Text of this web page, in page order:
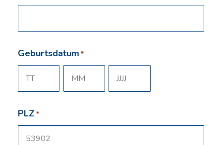
Geburtsdatum *
PLZ *